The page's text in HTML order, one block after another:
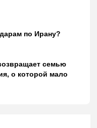
по Ирану?
семью
о которой мало